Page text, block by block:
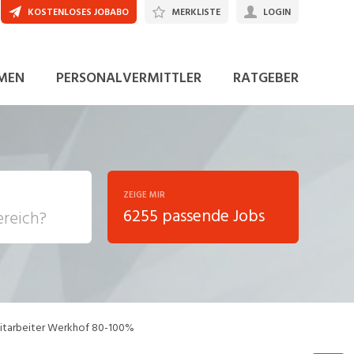
PERSONALVERMITTLER RATGEBER
KOSTENLOSES JOBABO MERKLISTE LOGIN
ZEIGE MIR
6255 passende Jobs
Werkhof 80-100%
JETZT BEWERBEN